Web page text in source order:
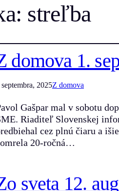
streľba
domova 1.
septembra, 2025Z domova
Gašpar mal v sobotu
Riaditeľ Slovenskej
cez plnú čiaru a
20-ročná…
sveta 12.